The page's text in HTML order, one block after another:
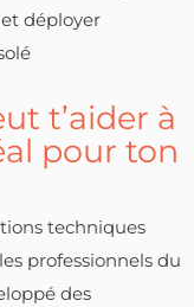
déployer
t’aider à
pour ton
techniques
professionnels du
des